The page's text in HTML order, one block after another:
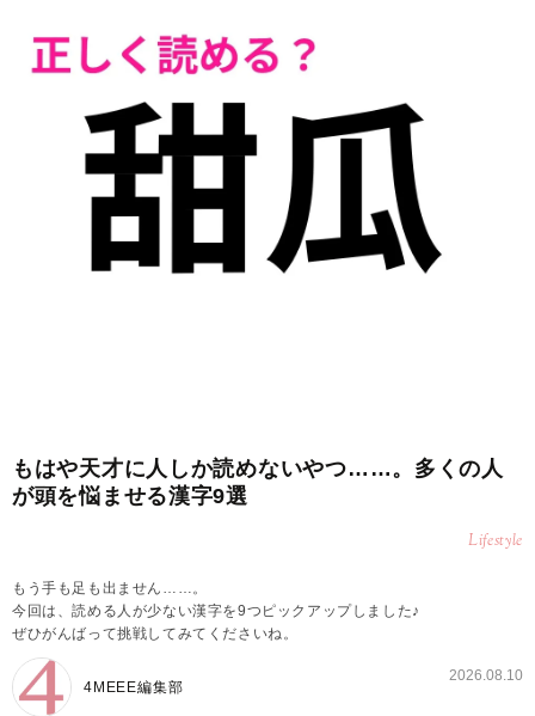
もはや天才に人しか読めないやつ……。多くの人
が頭を悩ませる漢字9選
Lifestyle
もう手も足も出ません……。
今回は、読める人が少ない漢字を9つピックアップしました♪
ぜひがんばって挑戦してみてくださいね。
4MEEE編集部
2026.08.10